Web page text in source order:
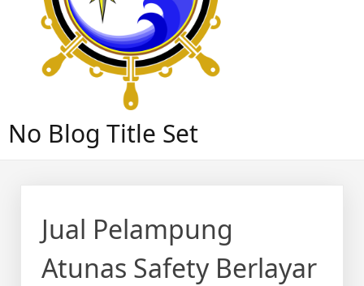
No Blog Title Set
Jual Pelampung
Atunas Safety Berlayar